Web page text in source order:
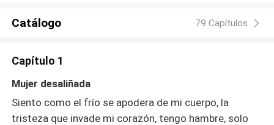
Catálogo 79 Capítulos
Capítulo 1
Mujer desaliñada
Siento como el frío se apodera de mi cuerpo, la
tristeza que invade mi corazón, tengo hambre, solo